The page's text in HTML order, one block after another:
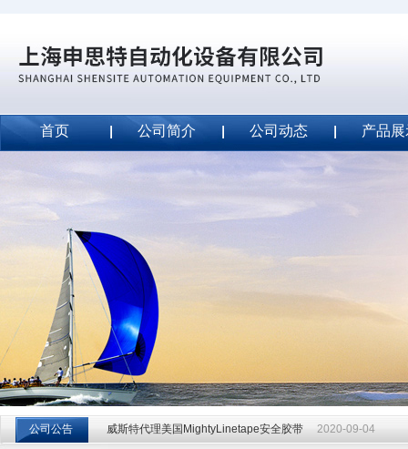
首页 公司简介 公司动态 产品
公司公告
威斯特代理美国MightyLinetape安全胶带 2020-09-04
威斯特代理美国MightyLinetape安全胶带 2020-09-04